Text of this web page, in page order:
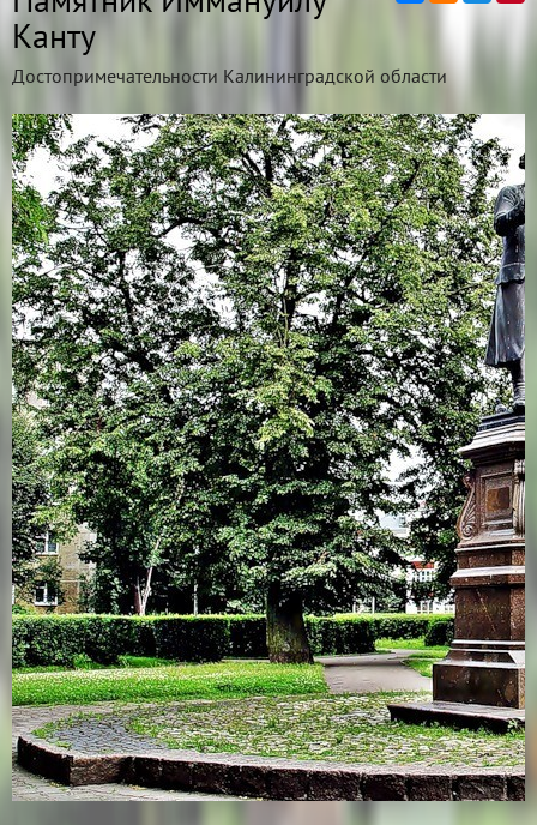
Канту
Достопримечательности Калининградской области